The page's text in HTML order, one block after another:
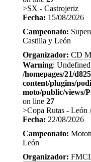
>SX - Castrojeriz
Fecha: 15/08/2026
Campeonato:
Castilla y León
Organizador: CD
Warning:
/homepages/21/
content/plugins/
moto/public/views/
on line 27
>Copa Rutas - León
Fecha: 22/08/2026
Campeonato:
León
Organizador: